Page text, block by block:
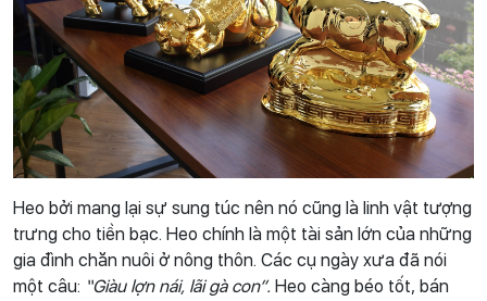
Heo bởi mang lại sự sung túc nên nó cũng là linh vật tượng
trưng cho tiền bạc. Heo chính là một tài sản lớn của những
gia đình chăn nuôi ở nông thôn. Các cụ ngày xưa đã nói
một câu: “Giàu lợn nái, lãi gà con”. Heo càng béo tốt, bán